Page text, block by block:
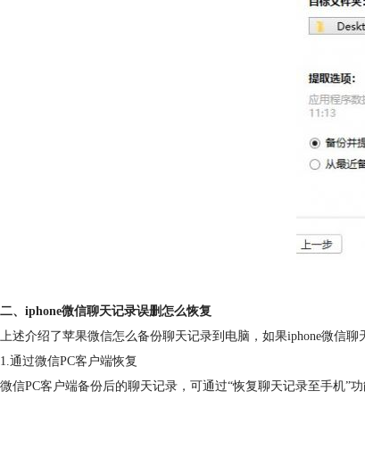
二、iphone微信聊天记录误删怎么恢复
上述介绍了苹果微信怎么备份聊天记录到电脑，如果iphone微信
1.通过微信PC客户端恢复
微信PC客户端备份后的聊天记录，可通过“恢复聊天记录至手机”